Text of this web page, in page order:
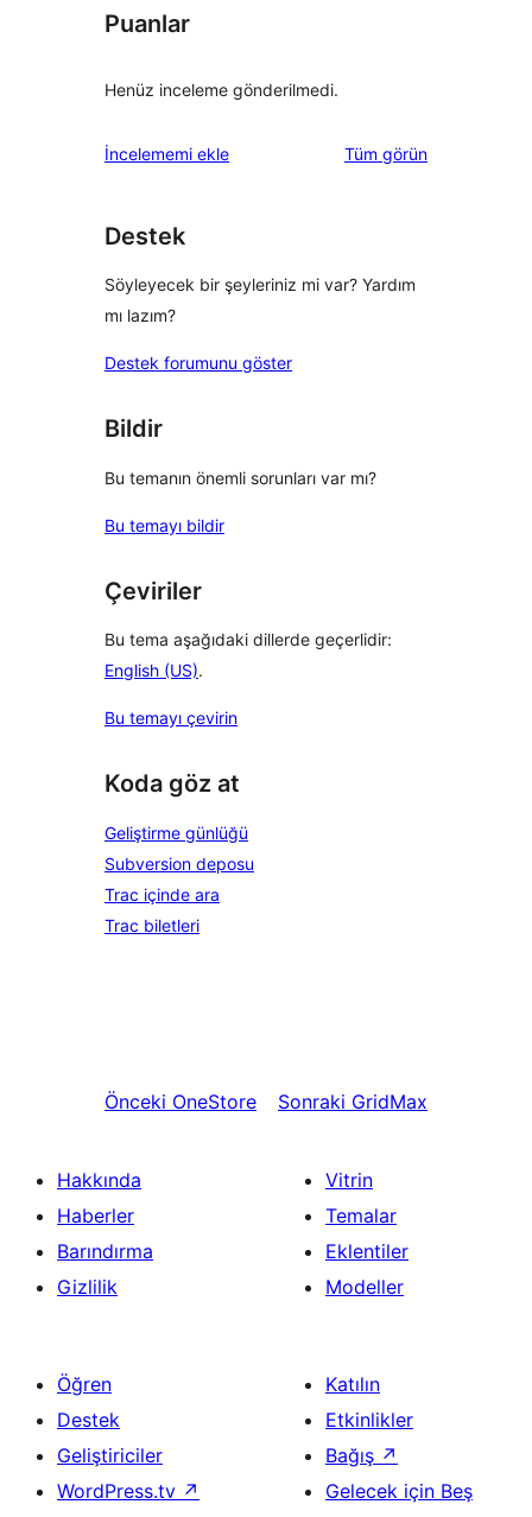
Puanlar
Henüz inceleme gönderilmedi.
İncelememi ekle Tüm değerlendirmeleri
görün
Destek
Söyleyecek bir şeyleriniz mi var? Yardım
mı lazım?
Destek forumunu göster
Bildir
Bu temanın önemli sorunları var mı?
Bu temayı bildir
Çeviriler
Bu tema aşağıdaki dillerde geçerlidir:
English (US).
Bu temayı çevirin
Koda göz at
Geliştirme günlüğü
Subversion deposu
Trac içinde ara
Trac biletleri
Önceki OneStore Sonraki GridMax
Hakkında
Haberler
Barındırma
Gizlilik
Vitrin
Temalar
Eklentiler
Modeller
Öğren
Destek
Geliştiriciler
WordPress.tv ↗
Katılın
Etkinlikler
Bağış ↗
Gelecek için Beş